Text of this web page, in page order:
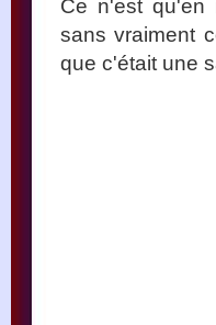
Ce n'est qu'en
sans vraiment
que c'était une